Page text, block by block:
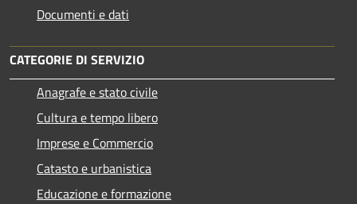
Documenti e dati
CATEGORIE DI SERVIZIO
Anagrafe e stato civile
Cultura e tempo libero
Imprese e Commercio
Catasto e urbanistica
Educazione e formazione